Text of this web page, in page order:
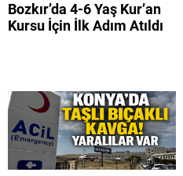
Bozkır’da 4-6 Yaş Kur’an
Kursu İçin İlk Adım Atıldı